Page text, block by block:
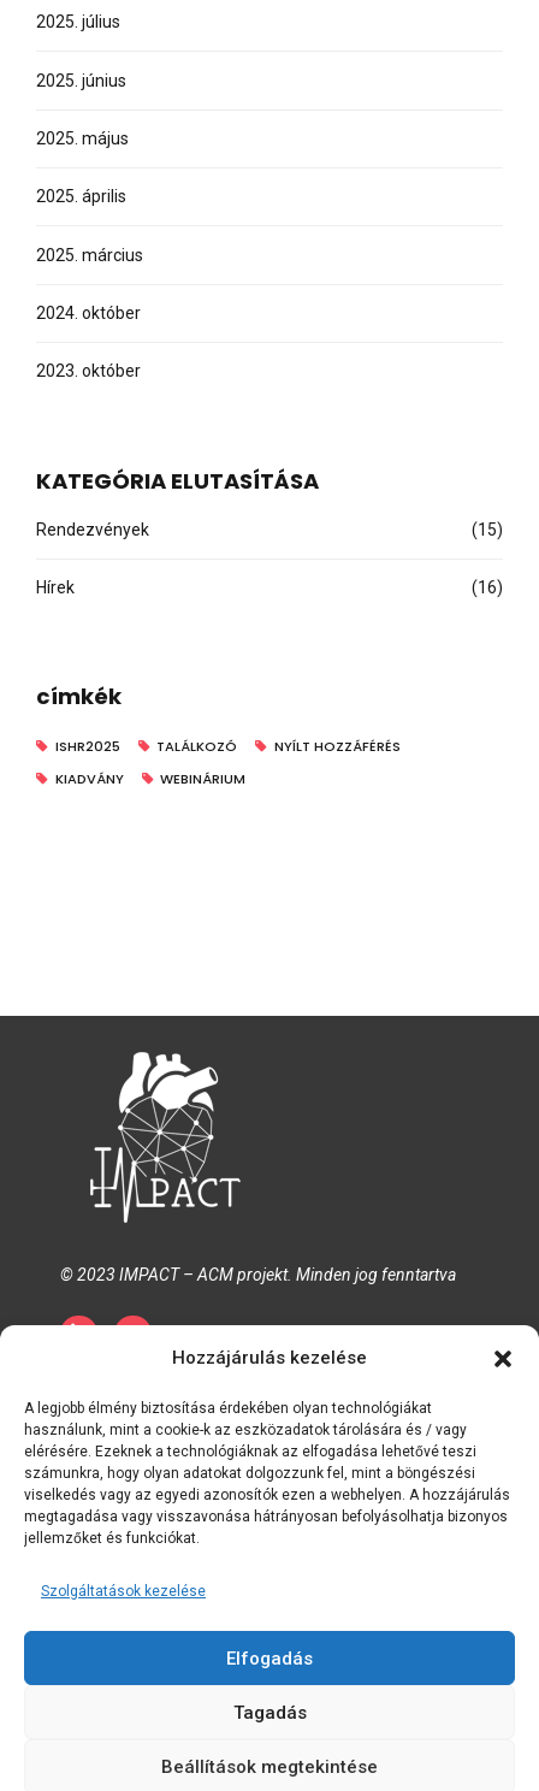
Hozzájárulás kezelése
A legjobb élmény biztosítása érdekében olyan technológiákat
használunk, mint a cookie-k az eszközadatok tárolására és / vagy
elérésére. Ezeknek a technológiáknak az elfogadása lehetővé teszi
számunkra, hogy olyan adatokat dolgozzunk fel, mint a böngészési
viselkedés vagy az egyedi azonosítók ezen a webhelyen. A hozzájárulás
megtagadása vagy visszavonása hátrányosan befolyásolhatja bizonyos
jellemzőket és funkciókat.
Szolgáltatások kezelése
Elfogadás
Tagadás
Beállítások megtekintése
2025. július
2025. június
2025. május
2025. április
2025. március
2024. október
2023. október
KATEGÓRIA ELUTASÍTÁSA
Rendezvények (15)
Hírek (16)
címkék
ISHR2025 TALÁLKOZÓ
NYÍLT HOZZÁFÉRÉS
KIADVÁNY
WEBINÁRIUM
© 2023 IMPACT – ACM projekt. Minden jog fenntartva
Időtartam és feltételek